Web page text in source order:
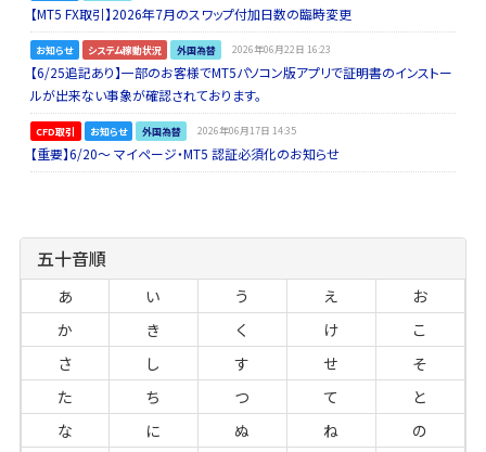
【MT5 FX取引】2026年7月のスワップ付加日数の臨時変更
お知らせ システム稼動状況 外国為替 2026年06月22日 16:23
【6/25追記あり】一部のお客様でMT5パソコン版アプリで証明書のインストー
ルが出来ない事象が確認されております。
CFD取引 お知らせ 外国為替 2026年06月17日 14:35
【重要】6/20～ マイページ・MT5 認証必須化のお知らせ
五十音順
あ い う え
お
か
き く け
こ
さ
し す せ
そ
た
ち つ て
と
な
に ぬ ね
の